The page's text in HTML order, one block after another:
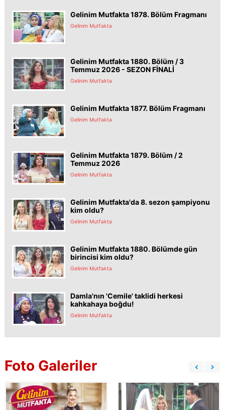
Gelinim Mutfakta 1878. Bölüm Fragmanı
Gelinim Mutfakta
Gelinim Mutfakta 1880. Bölüm / 3
Temmuz 2026 - SEZON FİNALİ
Gelinim Mutfakta
Gelinim Mutfakta 1877. Bölüm Fragmanı
Gelinim Mutfakta
Gelinim Mutfakta 1879. Bölüm / 2
Temmuz 2026
Gelinim Mutfakta
Gelinim Mutfakta'da 8. sezon şampiyonu
kim oldu?
Gelinim Mutfakta
Gelinim Mutfakta 1880. Bölümde gün
birincisi kim oldu?
Gelinim Mutfakta
Damla'nın 'Cemile' taklidi herkesi
kahkahaya boğdu!
Gelinim Mutfakta
Foto Galeriler